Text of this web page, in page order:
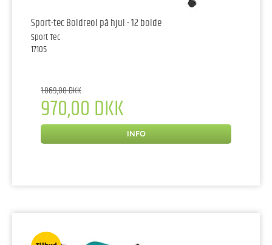
Sport-tec Boldreol på hjul - 12 bolde
Sport Tec
17105
1.069,00 DKK
970,00 DKK
INFO